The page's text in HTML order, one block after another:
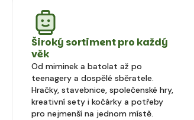
Široký sortiment pro každý
věk
Od miminek a batolat až po
teenagery a dospělé sběratele.
Hračky, stavebnice, společenské hry,
kreativní sety i kočárky a potřeby
pro nejmenší na jednom místě.